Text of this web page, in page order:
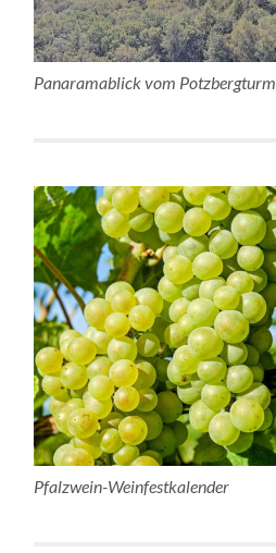
Panaramablick vom Potzbergturm
Pfalzwein-Weinfestkalender